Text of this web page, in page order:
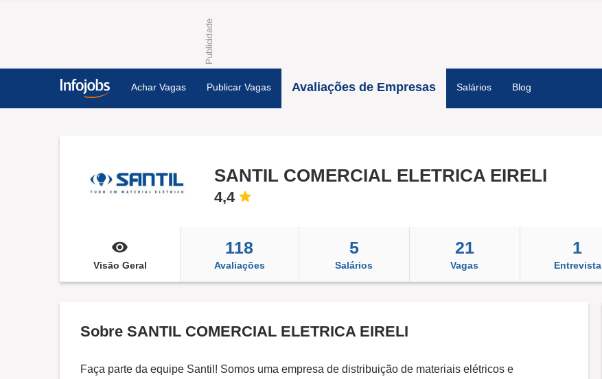
Achar Vagas Publicar Vagas Avaliações de Empresas Salários Blog
SANTIL COMERCIAL ELETRICA EIRELI
4,4
Visão Geral
118
Avaliações
5
Salários
21
Vagas
1
Entrevista
Sobre SANTIL COMERCIAL ELETRICA EIRELI
Faça parte da equipe Santil! Somos uma empresa de distribuição de materiais elétricos e